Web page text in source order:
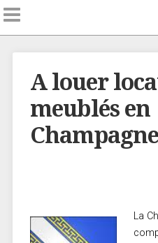
A louer
meublés en
La